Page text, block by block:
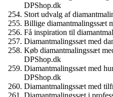
DPShop.dk
Stort udvalg af
Billige diamantmalingssæt
Få inspiration til
Diamantmalingssæt med
Køb diamantmalingssæt
DPShop.dk
Diamantmalingssæt med
DPShop.dk
Diamantmalingssæt med
Diamantmalingssæt i